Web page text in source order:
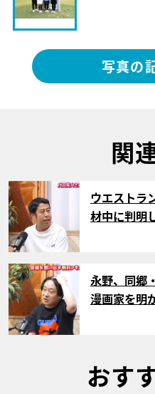
写真の
関
サムネイル
ウエストラ
材中に判明
サムネイル
永野、同郷
漫画家を明
おす